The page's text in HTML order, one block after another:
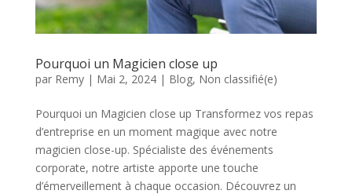
Pourquoi un Magicien close up
par Remy| Mai 2, 2024| Blog, Non classifié(e)
Pourquoi un Magicien close up Transformez vos repas
d’entreprise en un moment magique avec notre
magicien close-up. Spécialiste des événements
corporate, notre artiste apporte une touche
d’émerveillement à chaque occasion. Découvrez un